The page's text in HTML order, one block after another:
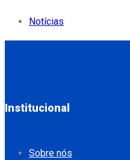
Notícias
Institucional
Sobre nós